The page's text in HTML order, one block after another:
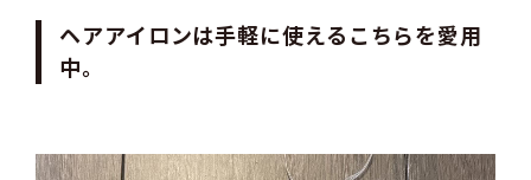
ヘアアイロンは手軽に使えるこちらを愛用
中。